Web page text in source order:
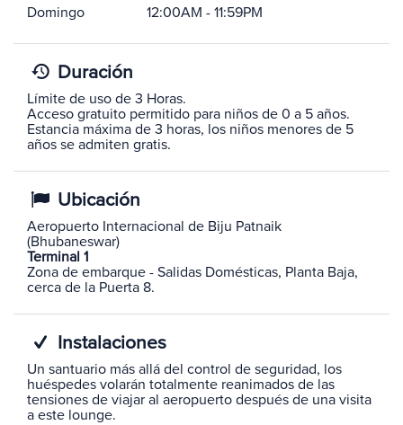
Domingo
12:00AM - 11:59PM
Duración
Límite de uso de 3 Horas.
Acceso gratuito permitido para niños de 0 a 5 años.
Estancia máxima de 3 horas, los niños menores de 5
años se admiten gratis.
Ubicación
Aeropuerto Internacional de Biju Patnaik
(Bhubaneswar)
Terminal 1
Zona de embarque - Salidas Domésticas, Planta Baja,
cerca de la Puerta 8.
Instalaciones
Un santuario más allá del control de seguridad, los
huéspedes volarán totalmente reanimados de las
tensiones de viajar al aeropuerto después de una visita
a este lounge.